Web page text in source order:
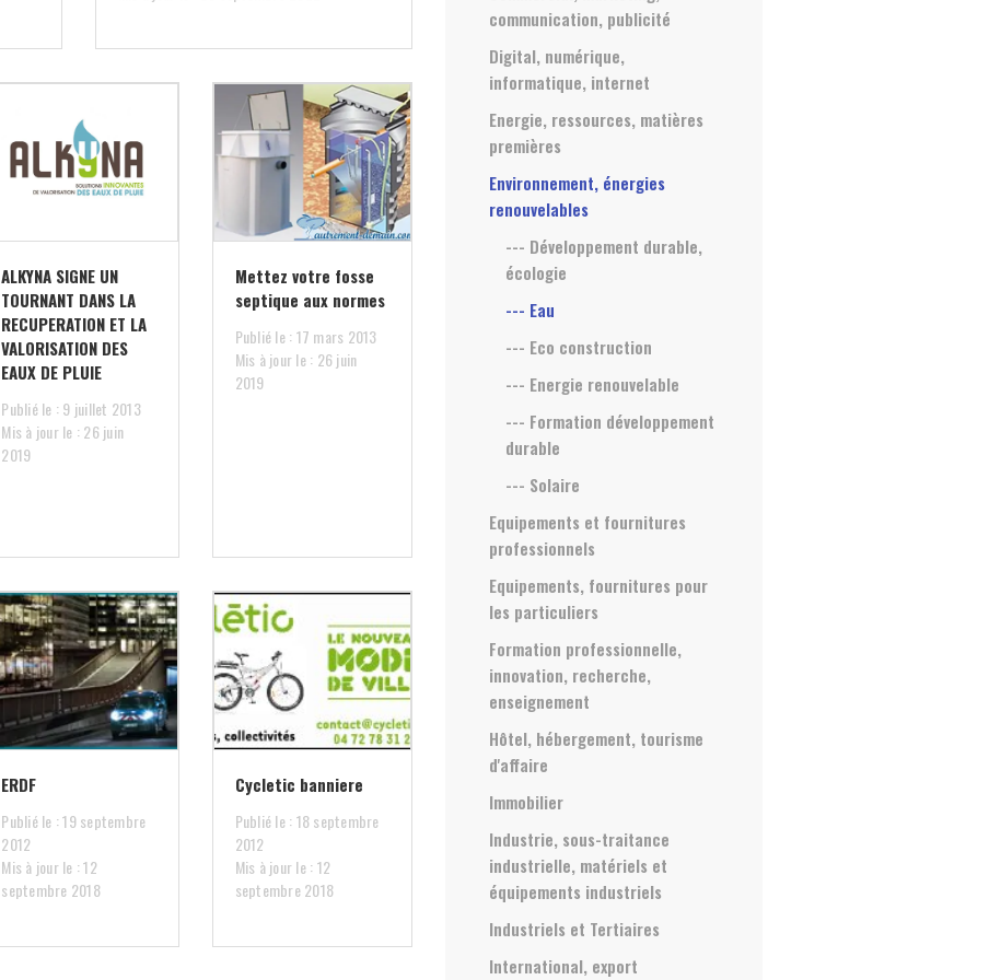
ALKYNA SIGNE UN
TOURNANT DANS LA
RECUPERATION ET LA
VALORISATION DES
EAUX DE PLUIE
Publié le : 9 juillet 2013
Mis à jour le : 26 juin
2019
Mettez votre fosse
septique aux normes
Publié le : 17 mars 2013
Mis à jour le : 26 juin
2019
ERDF
Publié le : 19 septembre
2012
Mis à jour le : 12
septembre 2018
Cycletic banniere
Publié le : 18 septembre
2012
Mis à jour le : 12
septembre 2018
communication, publicité
Digital, numérique,
informatique, internet
Energie, ressources, matières
premières
Environnement, énergies
renouvelables
--- Développement durable,
écologie
--- Eau
--- Eco construction
--- Energie renouvelable
--- Formation développement
durable
--- Solaire
Equipements et fournitures
professionnels
Equipements, fournitures pour
les particuliers
Formation professionnelle,
innovation, recherche,
enseignement
Hôtel, hébergement, tourisme
d'affaire
Immobilier
Industrie, sous-traitance
industrielle, matériels et
équipements industriels
Industriels et Tertiaires
International, export